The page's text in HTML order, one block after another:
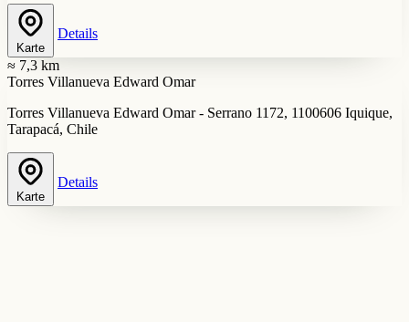
Karte
Details
≈ 7,3 km
Torres Villanueva Edward Omar
Torres Villanueva Edward Omar - Serrano 1172, 1100606 Iquique,
Tarapacá, Chile
Karte
Details